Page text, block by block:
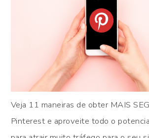
Veja 11 maneiras de obter MAIS
Pinterest e aproveite todo o